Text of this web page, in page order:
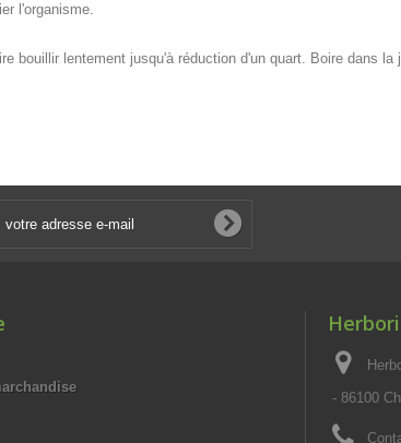
l'organisme.
bouillir lentement jusqu'à réduction d'un quart. Boire dans
- 86100